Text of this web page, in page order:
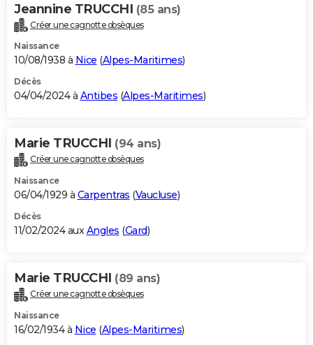
Jeannine TRUCCHI (85 ans)
Créer une cagnotte obsèques
Naissance
10/08/1938 à Nice (Alpes-Maritimes)
Décès
04/04/2024 à Antibes (Alpes-Maritimes)
Marie TRUCCHI (94 ans)
Créer une cagnotte obsèques
Naissance
06/04/1929 à Carpentras (Vaucluse)
Décès
11/02/2024 auxAngles (Gard)
Marie TRUCCHI (89 ans)
Créer une cagnotte obsèques
Naissance
16/02/1934 à Nice (Alpes-Maritimes)